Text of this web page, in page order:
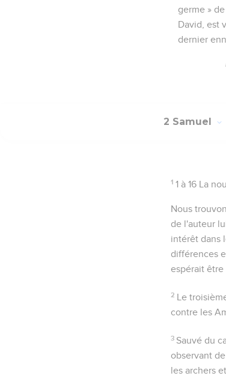
germe »
David, est
dernier
2 Samuel
1 1 à 16 La
Nous
de l'auteur
intérêt dans
différences
espérait être
2 Le
contre les
3 Sauvé du
observant
les archers